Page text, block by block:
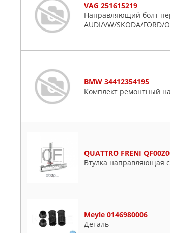
VAG 251615219
Направляющий болт
AUDI/VW/SKODA/FORD/
BMW 34412354195
Комплект ремонтный
QUATTRO FRENI
Втулка направляющая
Meyle 0146980006
Деталь